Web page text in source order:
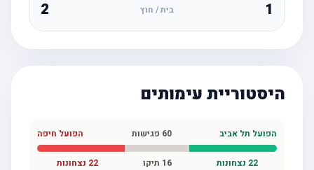
בית / חוץ
היסטוריית עימותים
הפועל תל אביב 60פגישות הפועל חיפה
22נצחונות 16תיקו 22נצחונות